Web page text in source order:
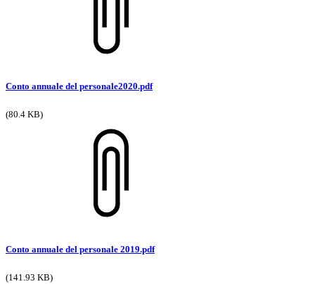
Conto annuale del personale2020.pdf
(80.4 KB)
Conto annuale del personale 2019.pdf
(141.93 KB)